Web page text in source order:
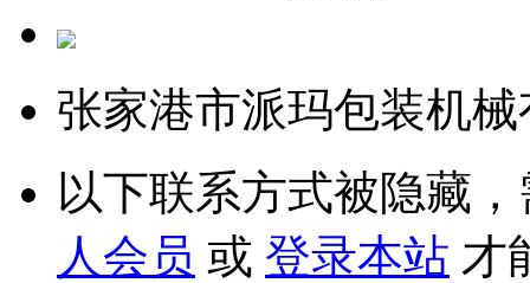
张家港市派玛包装机
以下联系方式被隐藏
人会员 或 登录本站 才